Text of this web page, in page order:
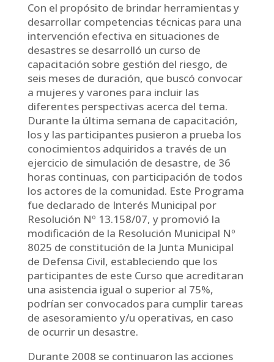
Con el propósito de brindar herramientas y
desarrollar competencias técnicas para una
intervención efectiva en situaciones de
desastres se desarrolló un curso de
capacitación sobre gestión del riesgo, de
seis meses de duración, que buscó convocar
a mujeres y varones para incluir las
diferentes perspectivas acerca del tema.
Durante la última semana de capacitación,
los y las participantes pusieron a prueba los
conocimientos adquiridos a través de un
ejercicio de simulación de desastre, de 36
horas continuas, con participación de todos
los actores de la comunidad. Este Programa
fue declarado de Interés Municipal por
Resolución Nº 13.158/07, y promovió la
modificación de la Resolución Municipal Nº
8025 de constitución de la Junta Municipal
de Defensa Civil, estableciendo que los
participantes de este Curso que acreditaran
una asistencia igual o superior al 75%,
podrían ser convocados para cumplir tareas
de asesoramiento y/u operativas, en caso
de ocurrir un desastre.
Durante 2008 se continuaron las acciones